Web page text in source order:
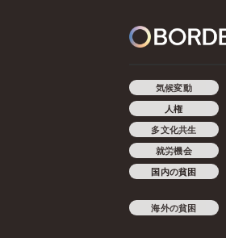
気候変動
人権
多文化共生
就労機会
国内の貧困
海外の貧困